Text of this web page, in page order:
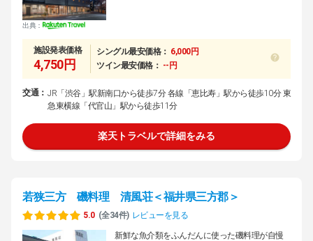
出典：
施設発表価格
4,750円
シングル最安価格： 6,000円
ツイン最安価格： --円
交通： JR「渋谷」駅新南口から徒歩7分 各線「恵比寿」駅から徒歩10分 東
急東横線「代官山」駅から徒歩11分
楽天トラベルで詳細をみる
若狭三方 磯料理 清風荘＜福井県三方郡＞
5.0 (全34件) レビューを見る
新鮮な魚介類をふんだんに使った磯料理が自慢